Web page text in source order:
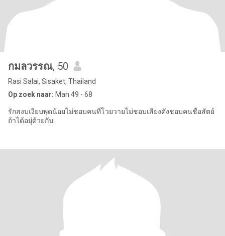
กมลวรรณ, 50
Rasi Salai, Sisaket, Thailand
Op zoek naar: Man 49 - 68
รักสงบเงียบพุดน้อยไม่ชอบคนที่โวยวายไม่ชอบเสียงดังชอบคนชื่อสัตย์
ถ้าได้อยุ่ด้วยกัน